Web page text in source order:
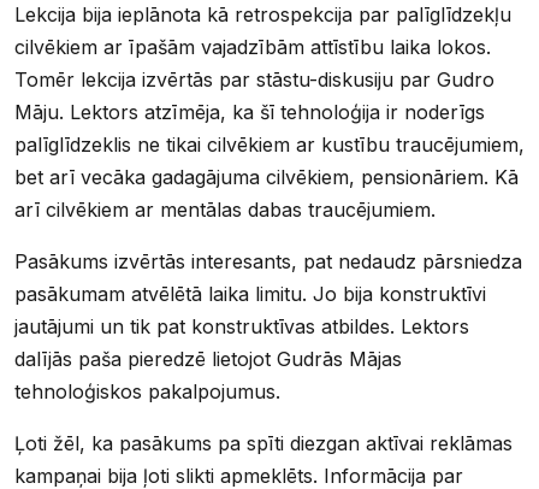
Lekcija bija ieplānota kā retrospekcija par palīglīdzekļu
cilvēkiem ar īpašām vajadzībām attīstību laika lokos.
Tomēr lekcija izvērtās par stāstu-diskusiju par Gudro
Māju. Lektors atzīmēja, ka šī tehnoloģija ir noderīgs
palīglīdzeklis ne tikai cilvēkiem ar kustību traucējumiem,
bet arī vecāka gadagājuma cilvēkiem, pensionāriem. Kā
arī cilvēkiem ar mentālas dabas traucējumiem.
Pasākums izvērtās interesants, pat nedaudz pārsniedza
pasākumam atvēlētā laika limitu. Jo bija konstruktīvi
jautājumi un tik pat konstruktīvas atbildes. Lektors
dalījās paša pieredzē lietojot Gudrās Mājas
tehnoloģiskos pakalpojumus.
Ļoti žēl, ka pasākums pa spīti diezgan aktīvai reklāmas
kampaņai bija ļoti slikti apmeklēts. Informācija par